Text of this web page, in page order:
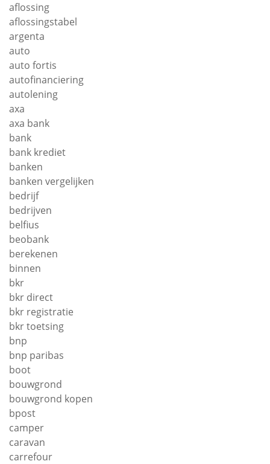
aflossing
aflossingstabel
argenta
auto
auto fortis
autofinanciering
autolening
axa
axa bank
bank
bank krediet
banken
banken vergelijken
bedrijf
bedrijven
belfius
beobank
berekenen
binnen
bkr
bkr direct
bkr registratie
bkr toetsing
bnp
bnp paribas
boot
bouwgrond
bouwgrond kopen
bpost
camper
caravan
carrefour